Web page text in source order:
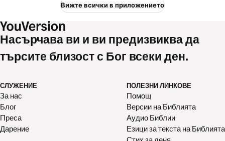
Вижте всички в приложението
Насърчава ви и ви предизвиква да
търсите близост с Бог всеки ден.
СЛУЖЕНИЕ
За нас
Блог
Преса
Дарение
ПОЛЕЗНИ ЛИНКОВЕ
Помощ
Версии на Библията
Аудио Библии
Езици за текста на Библията